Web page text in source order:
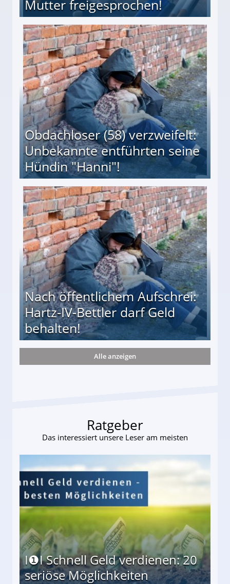
Mutter freigesprochen!
Mutter freigesprochen!
Obdachloser (58) verzweifelt:
Unbekannte entführten seine
Hündin "Hanni"!
entführten seine Hündin "Hanni"!
Nach öffentlichem Aufschrei:
Hartz-IV-Bettler darf Geld
behalten!
darf Geld behalten!
Alle anzeigen
Ratgeber
Das interessiert unsere Leser am meisten
I❶I Schnell Geld verdienen: 20
seriöse Möglichkeiten